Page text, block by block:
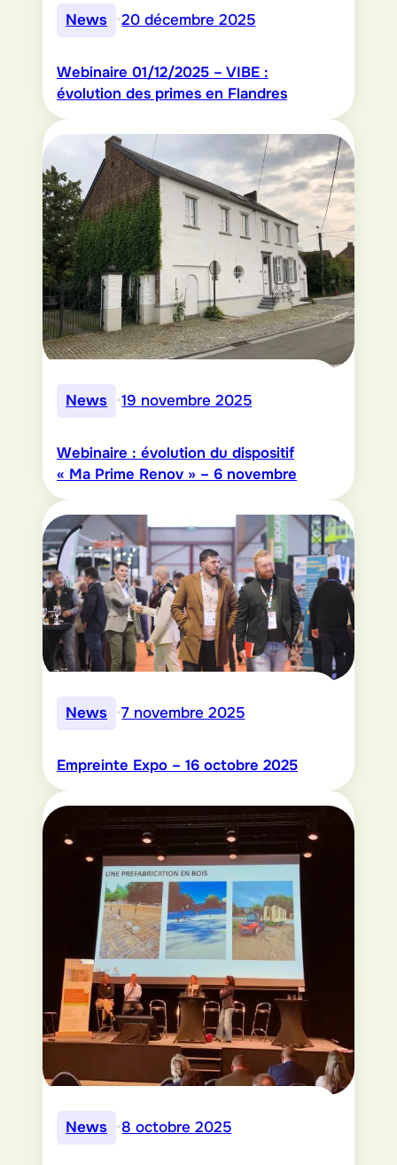
News •20 décembre 2025
Webinaire 01/12/2025 – VIBE :
évolution des primes en Flandres
News •19 novembre 2025
Webinaire : évolution du dispositif
« Ma Prime Renov » – 6 novembre
News •7 novembre 2025
Empreinte Expo – 16 octobre 2025
News •8 octobre 2025